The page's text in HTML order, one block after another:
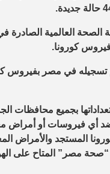
كورونا.
بجميع محافظات
ضد أي فيروسات أو